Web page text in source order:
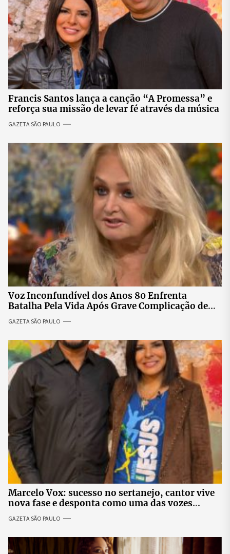
Francis Santos lança a canção “A Promessa” e
reforça sua missão de levar fé através da música
GAZETA SÃO PAULO
Voz Inconfundível dos Anos 80 Enfrenta
Batalha Pela Vida Após Grave Complicação de
GAZETA SÃO PAULO
Marcelo Vox: sucesso no sertanejo, cantor vive
nova fase e desponta como uma das vozes
promissoras da música gospel
GAZETA SÃO PAULO